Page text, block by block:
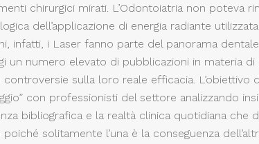
chirurgici mirati. L’Odontoiatria non poteva
dell’applicazione di energia radiante
infatti, i Laser fanno parte del panorama
un numero elevato di pubblicazioni in materia di
sulla loro reale efficacia. L’obiettivo
con professionisti del settore analizzando
bibliografica e la realtà clinica quotidiana che
poiché solitamente l’una è la conseguenza